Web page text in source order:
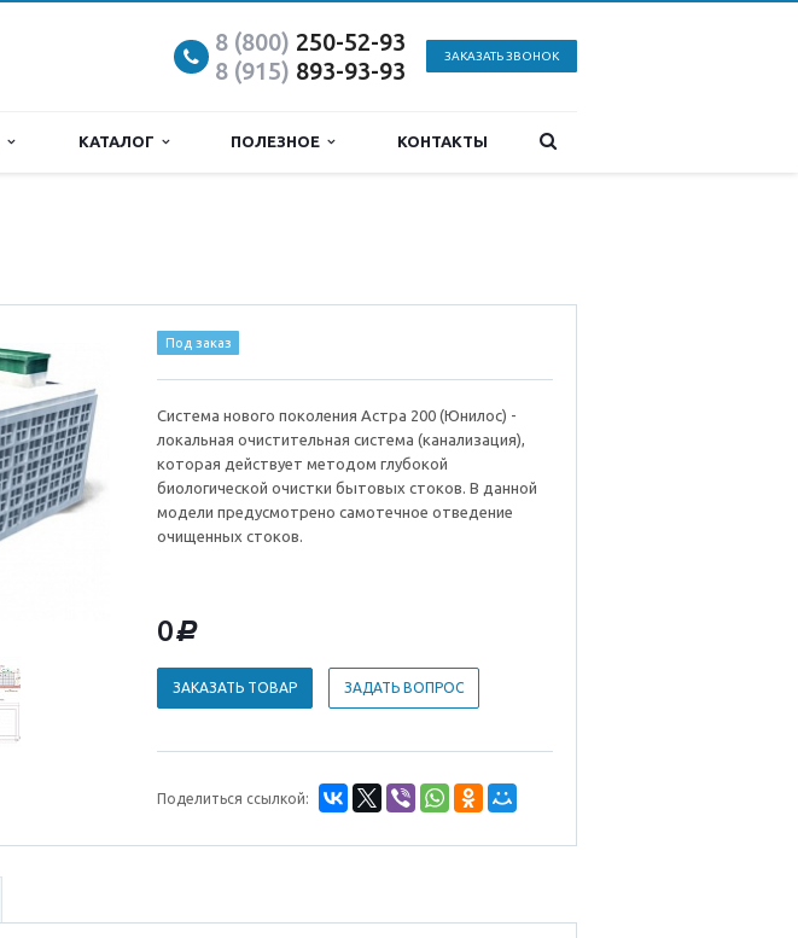
8 (800) 250-52-93
8 (915) 893-93-93
ЗАКАЗАТЬ ЗВОНОК
КАТАЛОГ ПОЛЕЗНОЕ КОНТАКТЫ
Под заказ
Система нового поколения Астра 200 (Юнилос) -
локальная очистительная система (канализация),
которая действует методом глубокой
биологической очистки бытовых стоков. В данной
модели предусмотрено самотечное отведение
очищенных стоков.
0d
ЗАКАЗАТЬ ТОВАР ЗАДАТЬ ВОПРОС
Поделиться ссылкой: